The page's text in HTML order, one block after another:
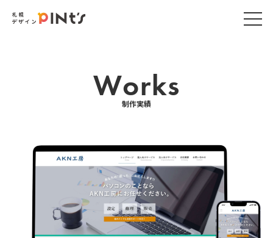
Works
制作実績